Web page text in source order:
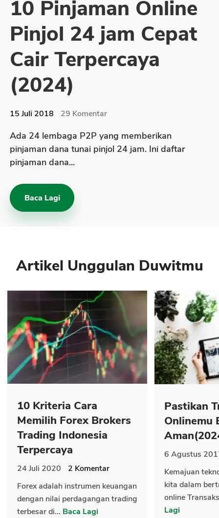
Sekuritas Saham
Bank Digital
Crypto
Assets Crypto
Exchange
Asuransi Kesehatan
Asuransi Syariah
10 Pinjaman Online
Pinjol 24 jam Cepat
Cair Terpercaya
(2024)
15 Juli 2018 29 Komentar
Ada 24 lembaga P2P yang memberikan
pinjaman dana tunai pinjol 24 jam. Ini daftar
pinjaman dana...
Baca Lagi
Artikel Unggulan Duwitmu
10 Kriteria Cara
Memilih Forex Brokers
Trading Indonesia
Terpercaya
24 Juli 2020 2 Komentar
Forex adalah instrumen keuangan
dengan nilai perdagangan trading
terbesar di... Baca Lagi
Pastikan
Onlinemu
6 Agustus
Kemajuan
kita dalam
online
Lagi